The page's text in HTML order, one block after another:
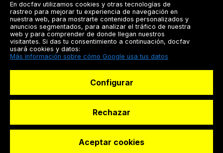
Registrarse
Docfav
© Dashboard Technologies S.L
En docfav utilizamos cookies y otras tecnologías de
rastreo para mejorar tu experiencia de navegación en
nuestra web, para mostrarte contenidos personalizados y
anuncios segmentados, para analizar el tráfico de nuestra
web y para comprender de donde llegan nuestros
visitantes. Si das tu consentimiento a continuación, docfav
usará cookies y datos:
Más información sobre cómo Google usa tus datos
Configurar
Rechazar
Aceptar cookies